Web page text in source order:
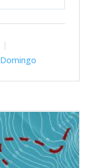
Domingo